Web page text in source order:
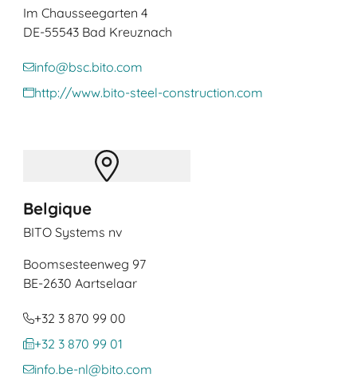
Im Chausseegarten 4
DE-55543 Bad Kreuznach
info@bsc.bito.com
http://www.bito-steel-construction.com
Belgique
BITO Systems nv
Boomsesteenweg 97
BE-2630 Aartselaar
+32 3 870 99 00
+32 3 870 99 01
info.be-nl@bito.com